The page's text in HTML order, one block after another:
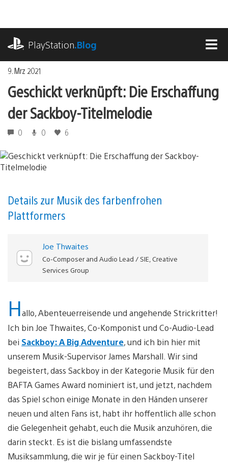
springen
PlayStation.Blog
9. Mrz 2021
Geschickt verknüpft: Die Erschaffung
der Sackboy-Titelmelodie
0 0 6
Details zur Musik des farbenfrohen
Plattformers
Joe Thwaites
Co-Composer and Audio Lead / SIE, Creative
Services Group
Hallo, Abenteuerreisende und angehende Strickritter!
Ich bin Joe Thwaites, Co-Komponist und Co-Audio-Lead
bei Sackboy: A Big Adventure, und ich bin hier mit
unserem Musik-Supervisor James Marshall. Wir sind
begeistert, dass Sackboy in der Kategorie Musik für den
BAFTA Games Award nominiert ist, und jetzt, nachdem
das Spiel schon einige Monate in den Händen unserer
neuen und alten Fans ist, habt ihr hoffentlich alle schon
die Gelegenheit gehabt, euch die Musik anzuhören, die
darin steckt. Es ist die bislang umfassendste
Musiksammlung, die wir je für einen Sackboy-Titel